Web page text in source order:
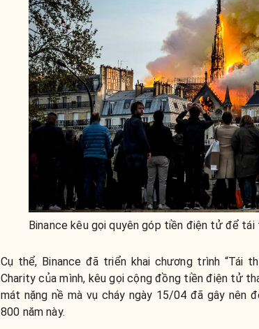
Binance kêu gọi quyên góp tiền điện tử để
Cụ thể, Binance đã triển khai chương trình “Tái
Charity của mình, kêu gọi cộng đồng tiền điện tử
mát nặng nề mà vụ cháy ngày 15/04 đã gây nên
800 năm này.